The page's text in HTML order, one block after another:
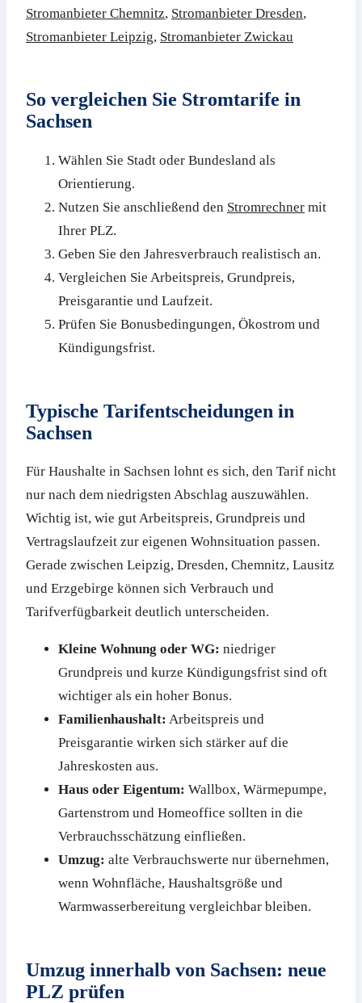
Stromanbieter Chemnitz, Stromanbieter Dresden,
Stromanbieter Leipzig, Stromanbieter Zwickau
So vergleichen Sie Stromtarife in
Sachsen
Wählen Sie Stadt oder Bundesland als
Orientierung.
Nutzen Sie anschließend den Stromrechner mit
Ihrer PLZ.
Geben Sie den Jahresverbrauch realistisch an.
Vergleichen Sie Arbeitspreis, Grundpreis,
Preisgarantie und Laufzeit.
Prüfen Sie Bonusbedingungen, Ökostrom und
Kündigungsfrist.
Typische Tarifentscheidungen in
Sachsen
Für Haushalte in Sachsen lohnt es sich, den Tarif nicht
nur nach dem niedrigsten Abschlag auszuwählen.
Wichtig ist, wie gut Arbeitspreis, Grundpreis und
Vertragslaufzeit zur eigenen Wohnsituation passen.
Gerade zwischen Leipzig, Dresden, Chemnitz, Lausitz
und Erzgebirge können sich Verbrauch und
Tarifverfügbarkeit deutlich unterscheiden.
Kleine Wohnung oder WG: niedriger
Grundpreis und kurze Kündigungsfrist sind oft
wichtiger als ein hoher Bonus.
Familienhaushalt: Arbeitspreis und
Preisgarantie wirken sich stärker auf die
Jahreskosten aus.
Haus oder Eigentum: Wallbox, Wärmepumpe,
Gartenstrom und Homeoffice sollten in die
Verbrauchsschätzung einfließen.
Umzug: alte Verbrauchswerte nur übernehmen,
wenn Wohnfläche, Haushaltsgröße und
Warmwasserbereitung vergleichbar bleiben.
Umzug innerhalb von Sachsen: neue
PLZ prüfen